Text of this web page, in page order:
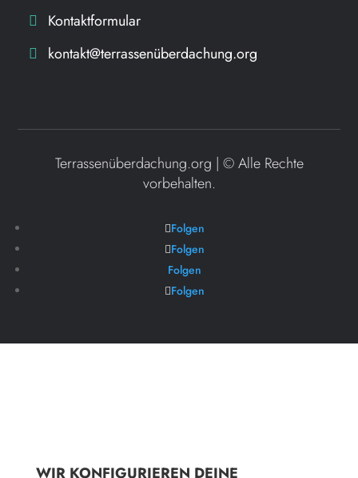
Kontaktformular
kontakt@terrassenüberdachung.org
Terrassenüberdachung.org | ©Alle Rechte
vorbehalten.
Folgen
Folgen
Folgen
Folgen
WIR KONFIGURIEREN DEINE